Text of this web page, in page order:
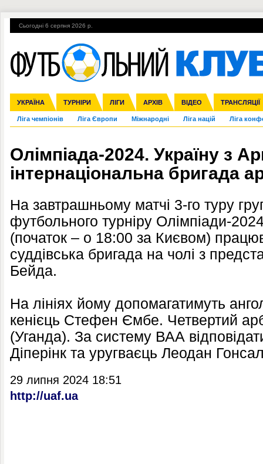
Сьогодні 6 серпня 2026 р.
УКРАЇНА ТУРНІРИ ЛІГИ АРХІВ ВІДЕО ТРАНСЛЯЦІЇ
Збірна Прем'єр-ліга Перша ліга Друга ліга Кубок України
Ліга чемпіонів Ліга Європи Міжнародні Ліга націй Ліга
Англія Іспанія Італія Німеччина Франція Інші
ЧС-2014 ЄВРО-2016 Росія Кубок конфедерацій ЧЄ-2015 (U-
Гарячі теми УПЛ, 1-й тур ВІЙНА УПЛ-ПЕРЕХОДИ
Олімпіада-2024. Україну з
інтернаціональна бригада
На завтрашньому матчі 3-го туру
футбольного турніру Олімпіади-
(початок – о 18:00 за Києвом)
суддівська бригада на чолі з
Бейда.
На лініях йому допомагатимуть
кенієць Стефен Ємбе. Четвертий
(Уганда). За систему ВАА
Діперінк та уругваєць Леодан
29 липня 2024 18:51
http://uaf.ua